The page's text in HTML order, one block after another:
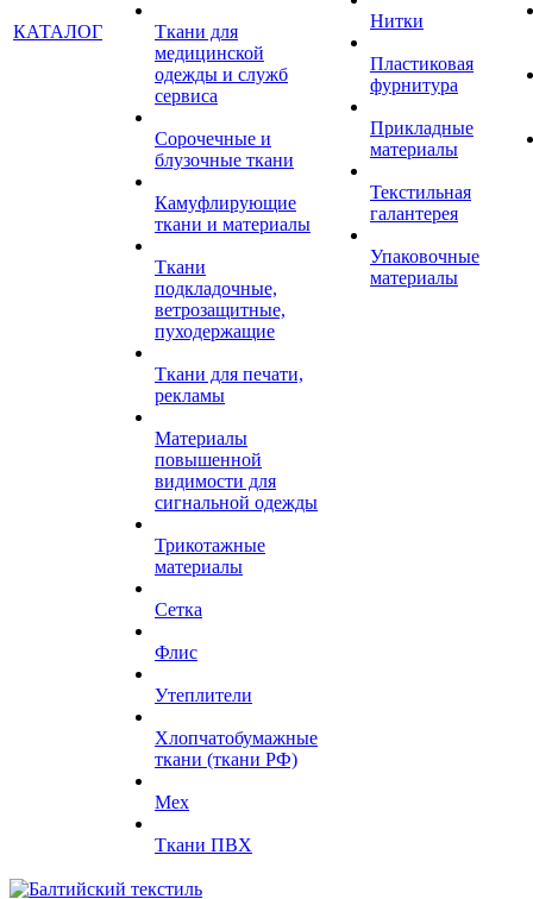
КАТАЛОГ
Ткани для
медицинской
одежды и служб
сервиса
Сорочечные и
блузочные ткани
Камуфлирующие
ткани и материалы
Ткани
подкладочные,
ветрозащитные,
пуходержащие
Ткани для печати,
рекламы
Материалы
повышенной
видимости для
сигнальной одежды
Трикотажные
материалы
Сетка
Флис
Утеплители
Хлопчатобумажные
ткани (ткани РФ)
Мех
Ткани ПВХ
Нитки
Пластиковая
фурнитура
Прикладные
материалы
Текстильная
галантерея
Упаковочные
материалы